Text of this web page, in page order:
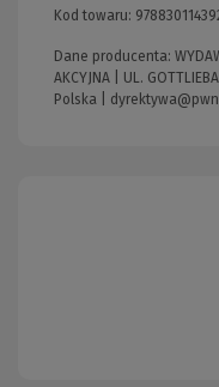
Kod towaru:
Dane producenta:
AKCYJNA | UL.
Polska |